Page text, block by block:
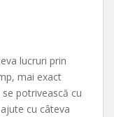
lucruri prin
mai exact
potrivească cu
cu câteva